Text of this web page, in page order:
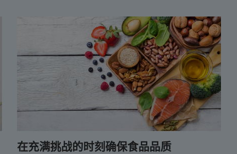
在充满挑战的时刻确保食品品质